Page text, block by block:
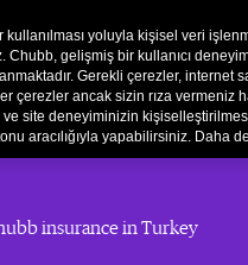
insurance in Turkey
kullanılması yoluyla kişisel veri
gelişmiş bir kullanıcı
Gerekli çerezler, internet
çerezler ancak sizin rıza
site deneyiminizin
aracılığıyla yapabilirsiniz. Daha